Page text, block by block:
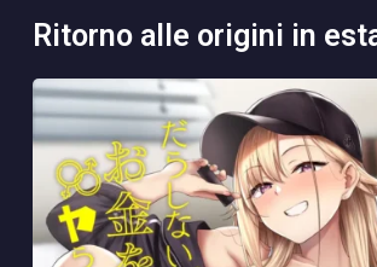
ritorno alle origini in